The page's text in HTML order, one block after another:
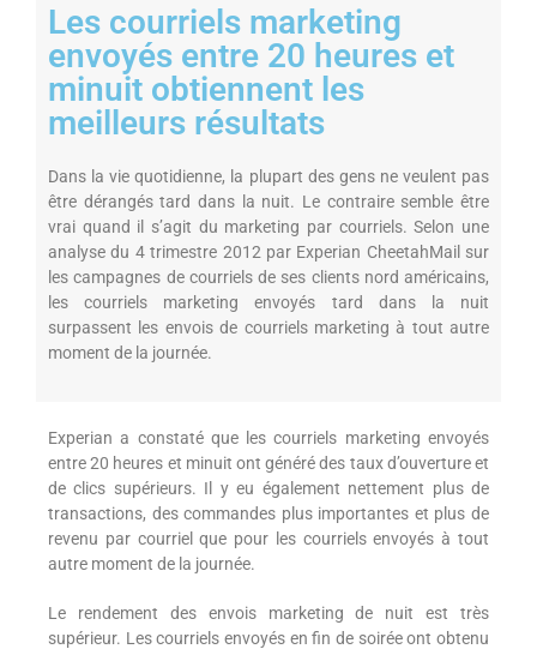
Les courriels marketing
envoyés entre 20 heures et
minuit obtiennent les
meilleurs résultats
Dans la vie quotidienne, la plupart des gens ne veulent pas
être dérangés tard dans la nuit. Le contraire semble être
vrai quand il s’agit du marketing par courriels. Selon une
analyse du 4 trimestre 2012 par Experian CheetahMail sur
les campagnes de courriels de ses clients nord américains,
les courriels marketing envoyés tard dans la nuit
surpassent les envois de courriels marketing à tout autre
moment de la journée.
Experian a constaté que les courriels marketing envoyés
entre 20 heures et minuit ont généré des taux d’ouverture et
de clics supérieurs. Il y eu également nettement plus de
transactions, des commandes plus importantes et plus de
revenu par courriel que pour les courriels envoyés à tout
autre moment de la journée.
Le rendement des envois marketing de nuit est très
supérieur. Les courriels envoyés en fin de soirée ont obtenu